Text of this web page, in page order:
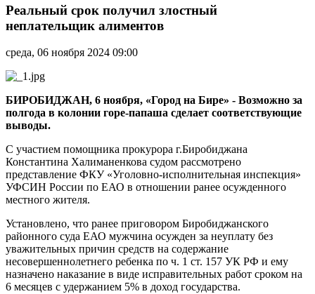
срок
злостный
алиментов
Реальный срок получил злостный
неплательщик алиментов
среда, 06 ноября 2024 09:00
БИРОБИДЖАН, 6 ноября, «Город на Бире» - Возможно за
полгода в колонии горе-папаша сделает соответствующие
выводы.
С участием помощника прокурора г.Биробиджана
Константина Халиманенкова судом рассмотрено
представление ФКУ «Уголовно-исполнительная инспекция»
УФСИН России по ЕАО в отношении ранее осужденного
местного жителя.
Установлено, что ранее приговором Биробиджанского
районного суда ЕАО мужчина осужден за неуплату без
уважительных причин средств на содержание
несовершеннолетнего ребенка по ч. 1 ст. 157 УК РФ и ему
назначено наказание в виде исправительных работ сроком на
6 месяцев с удержанием 5% в доход государства.